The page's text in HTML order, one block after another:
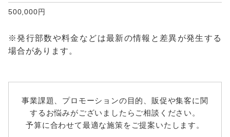
500,000円
※発行部数や料金などは最新の情報と差異が発生する
場合があります。
事業課題、プロモーションの目的、販促や集客に関
するお悩みがございましたらご相談ください。
予算に合わせて最適な施策をご提案いたします。